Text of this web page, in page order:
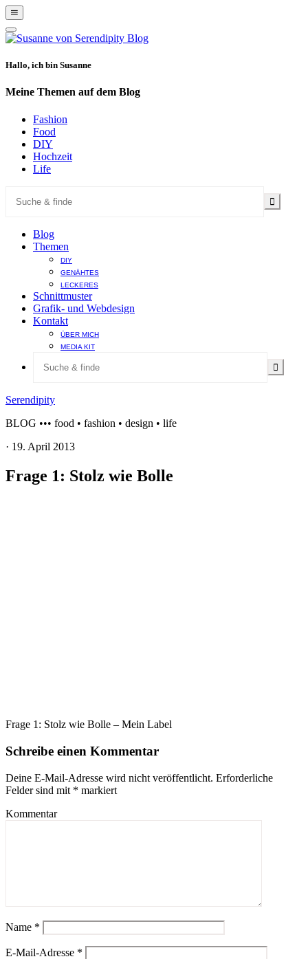
Show
Offscreen
Content
Hide
Offscreen
Hallo, ich bin Susanne
Meine Themen auf dem Blog
Fashion
Food
DIY
Hochzeit
Life
Blog
Themen
DIY
GENÄHTES
LECKERES
Schnittmuster
Grafik- und Webdesign
Kontakt
ÜBER MICH
MEDIA KIT
Serendipity
BLOG ••• food • fashion • design • life
· 19. April 2013
Frage 1: Stolz wie Bolle
Frage 1: Stolz wie Bolle – Mein Label
Schreibe einen Kommentar
Deine E-Mail-Adresse wird nicht veröffentlicht. Erforderliche
Felder sind mit * markiert
Kommentar
Name *
E-Mail-Adresse *